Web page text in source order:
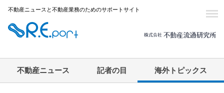
不動産ニュースと不動産業務のためのサポートサイト
不動産ニュース 記者の目 海外トピックス